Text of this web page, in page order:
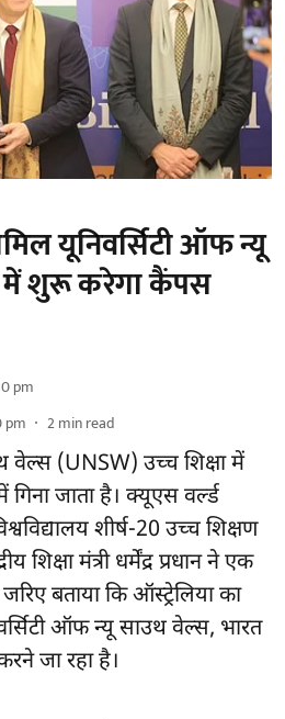
यूनिवर्सिटी ऑफ न्यू
में शुरू करेगा कैंपस
pm
pm 2min read
वेल्स (UNSW) उच्च शिक्षा में
गिना जाता है। क्यूएस वर्ल्ड
शीर्ष-20 उच्च शिक्षण
शिक्षा मंत्री धर्मेंद्र प्रधान ने एक
बताया कि ऑस्ट्रेलिया का
ऑफ न्यू साउथ वेल्स, भारत
जा रहा है।